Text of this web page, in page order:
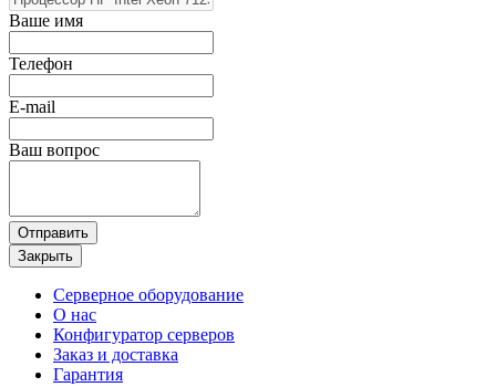
Ваше имя
Телефон
E-mail
Ваш вопрос
Отправить
Закрыть
Серверное оборудование
О нас
Конфигуратор серверов
Заказ и доставка
Гарантия